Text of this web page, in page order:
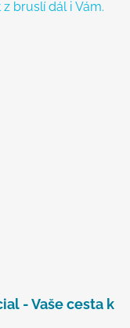
bruslí dál i Vám.
- Vaše cesta k